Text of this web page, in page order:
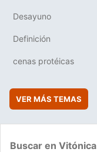
Desayuno
Definición
cenas protéicas
VER MÁS TEMAS